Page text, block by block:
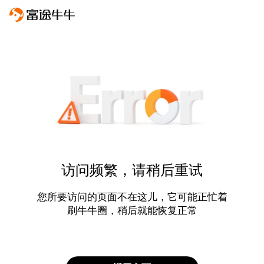
访问频繁，请稍后重试
您所要访问的页面不在这儿，它可能正忙着
刷牛牛圈，稍后就能恢复正常